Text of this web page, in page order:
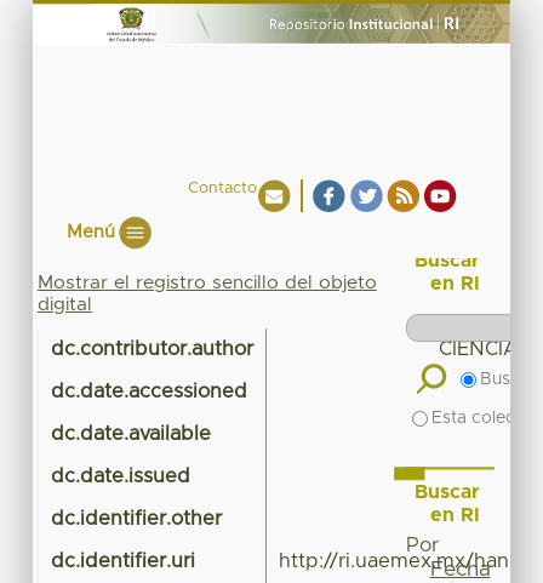
Contacto
Menú
Mostrar el registro sencillo del objeto
digital
dc.contributor.author CIENCIAS
dc.date.accessioned
dc.date.available
dc.date.issued
dc.identifier.other
dc.identifier.uri http://ri.uaemex.mx/
Buscar
en RI
Buscar
Esta
Buscar
en RI
Por
Fecha